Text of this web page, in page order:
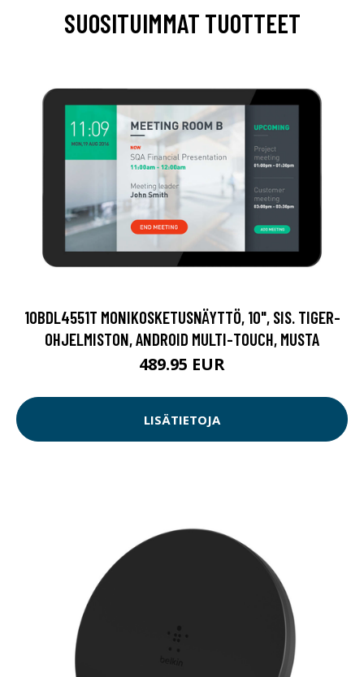
SUOSITUIMMAT TUOTTEET
10BDL4551T MONIKOSKETUSNÄYTTÖ, 10", SIS. TIGER-
OHJELMISTON, ANDROID MULTI-TOUCH, MUSTA
489.95 EUR
LISÄTIETOJA